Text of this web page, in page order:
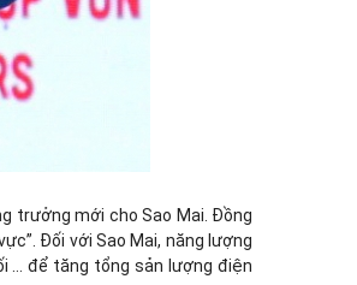
trưởng mới cho Sao Mai. Đồng
Đối với Sao Mai, năng lượng
… để tăng tổng sản lượng điện